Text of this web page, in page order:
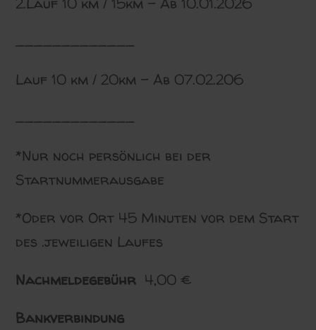
_____________
Lauf 10 km / 20km – Ab 07.02.206
_____________
*Nur noch persönlich bei der
Startnummerausgabe
*Oder vor Ort 45 Minuten vor dem Start
des .jeweiligen Laufes
Nachmeldegebühr 4,00 €
Bankverbindung